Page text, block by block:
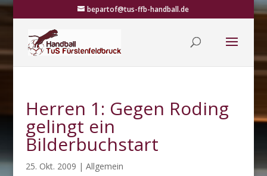
bepartof@tus-ffb-handball.de
Herren 1: Gegen Roding
gelingt ein
Bilderbuchstart
25. Okt. 2009 | Allgemein